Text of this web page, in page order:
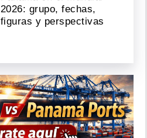
2026: grupo, fechas,
figuras y perspectivas